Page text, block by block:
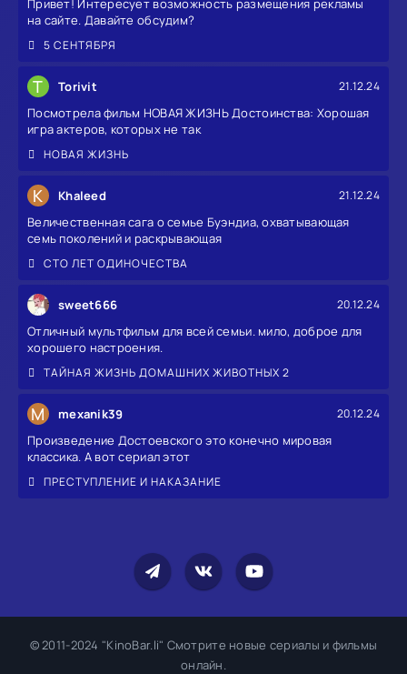
Привет! Интересует возможность размещения рекламы
на сайте. Давайте обсудим?
5 СЕНТЯБРЯ
T Torivit 21.12.24
Посмотрела фильм НОВАЯ ЖИЗНЬ Достоинства: Хорошая
игра актеров, которых не так
НОВАЯ ЖИЗНЬ
K Khaleed 21.12.24
Величественная сага о семье Буэндиа, охватывающая
семь поколений и раскрывающая
СТО ЛЕТ ОДИНОЧЕСТВА
sweet666 20.12.24
Отличный мультфильм для всей семьи. мило, доброе для
хорошего настроения.
ТАЙНАЯ ЖИЗНЬ ДОМАШНИХ ЖИВОТНЫХ 2
M mexanik39 20.12.24
Произведение Достоевского это конечно мировая
классика. А вот сериал этот
ПРЕСТУПЛЕНИЕ И НАКАЗАНИЕ
© 2011-2024 "KinoBar.li" Смотрите новые сериалы и фильмы
онлайн.